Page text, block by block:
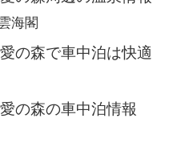
海閣
の森で車中泊は快適
の森の車中泊情報